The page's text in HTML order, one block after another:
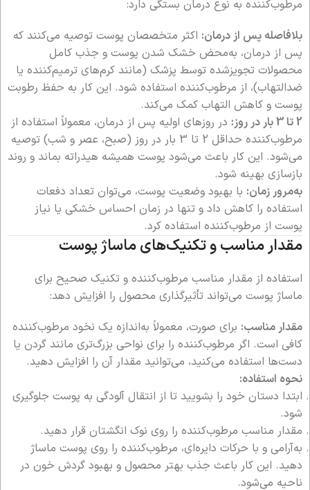
مرطوب‌کننده به نوع درمان بستگی دارد:
بلافاصله پس از درمان: اکثر متخصصان پوست توصیه می‌کنند که
پس از درمان، به‌محض خشک شدن پوست و جذب کامل
محصولات تجویز‌شده توسط پزشک (مانند کرم‌های ترمیم‌کننده یا
ضدالتهاب)، از مرطوب‌کننده استفاده شود. این کار به حفظ رطوبت
پوست و کاهش التهاب کمک می‌کند.
2 تا 3 بار در روز:
در روزهای اولیه پس از درمان، معمولاً استفاده از
مرطوب‌کننده حداقل 2 تا 3 بار در روز (صبح، عصر و شب) توصیه
می‌شود. این کار باعث می‌شود پوست همیشه هیدراته بماند و روند
بازسازی بهینه شود.
به‌مرور زمان: با بهبود وضعیت پوست، می‌توان تعداد دفعات
استفاده را کاهش داد و تنها در زمان احساس خشکی یا نیاز
پوست از مرطوب‌کننده استفاده کرد.
مقدار مناسب و تکنیک‌های ماساژ پوست
استفاده از مقدار مناسب مرطوب‌کننده و تکنیک صحیح برای
ماساژ پوست می‌تواند تأثیرگذاری محصول را افزایش دهد:
مقدار مناسب: برای صورت، معمولاً به‌اندازه یک نخود مرطوب‌کننده
کافی است. اگر مرطوب‌کننده را برای نواحی بزرگ‌تری مانند گردن یا
دست‌ها استفاده می‌کنید، می‌توانید مقدار آن را افزایش دهید.
نحوه استفاده:
ابتدا دستان خود را بشویید تا از انتقال آلودگی به پوست جلوگیری
شود.
مقدار مناسب مرطوب‌کننده را روی نوک انگشتان قرار دهید.
به‌آرامی و با حرکات دایره‌ای، مرطوب‌کننده را روی پوست ماساژ
دهید. این کار باعث جذب بهتر محصول و بهبود گردش خون در
ناحیه می‌شود.